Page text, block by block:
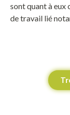
sont quant à eux
de travail lié